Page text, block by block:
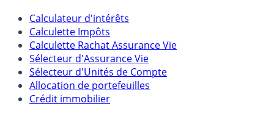
Calculateur d'intérêts
Calculette Impôts
Calculette Rachat Assurance Vie
Sélecteur d'Assurance Vie
Sélecteur d'Unités de Compte
Allocation de portefeuilles
Crédit immobilier